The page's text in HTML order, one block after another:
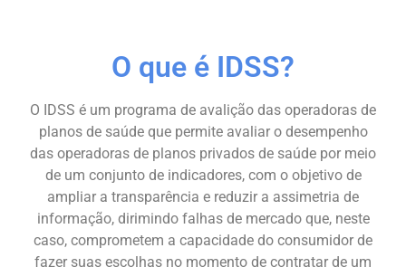
O que é IDSS?
O IDSS é um programa de avalição das operadoras de
planos de saúde que permite avaliar o desempenho
das operadoras de planos privados de saúde por meio
de um conjunto de indicadores, com o objetivo de
ampliar a transparência e reduzir a assimetria de
informação, dirimindo falhas de mercado que, neste
caso, comprometem a capacidade do consumidor de
fazer suas escolhas no momento de contratar de um